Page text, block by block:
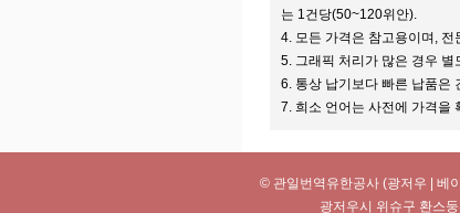
는 1건당(50~120위안).
4. 모든 가격은 참고용이며, 전
5. 그래픽 처리가 많은 경우 별
6. 통상 납기보다 빠른 납품은
7. 희소 언어는 사전에 가격을
© 관일번역유한공사 (광저우 | 베
광저우시 위슈구 환스